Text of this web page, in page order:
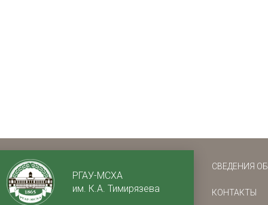
РГАУ-МСХА
им. К.А. Тимирязева
СВЕДЕНИЯ
КОНТАКТЫ